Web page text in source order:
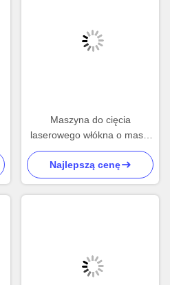
Maszyna do cięcia
laserowego włókna o masie
60 kg
Najlepszą cenę